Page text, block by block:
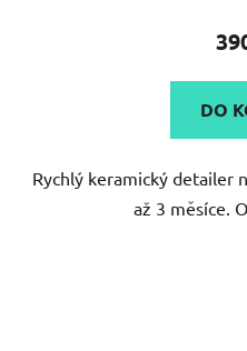
DO
Rychlý keramický detailer
až 3 měsíce.